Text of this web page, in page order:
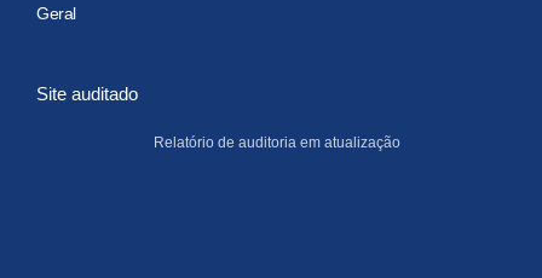
Geral
Site auditado
Relatório de auditoria em atualização